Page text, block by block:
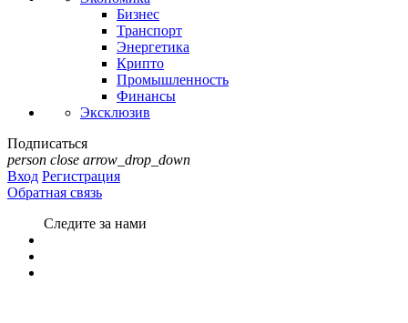
Бизнес
Транспорт
Энергетика
Крипто
Промышленность
Финансы
Эксклюзив
Подписаться
person close arrow_drop_down
Вход Регистрация
Обратная связь
Следите за нами